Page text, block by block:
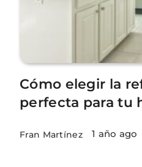
Cómo elegir la
perfecta para tu
Fran Martínez 1 año ago